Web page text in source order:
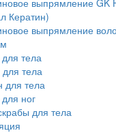
выпрямление GK
Кератин)
выпрямление
тела
тела
для тела
ног
для тела